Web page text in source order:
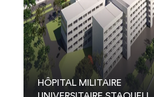
HÔPITAL MILITAIRE